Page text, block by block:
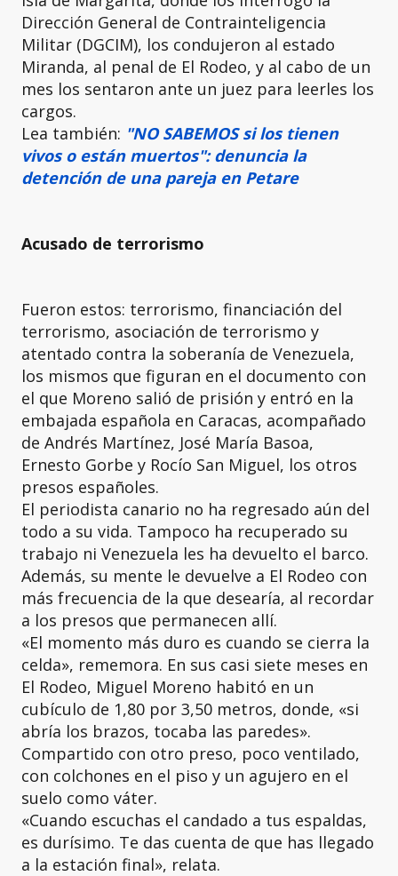
Dirección General de Contrainteligencia
Militar (DGCIM), los condujeron al estado
Miranda, al penal de El Rodeo, y al cabo de un
mes los sentaron ante un juez para leerles los
cargos.
Lea también: "NO SABEMOS si los tienen
vivos o están muertos": denuncia la
detención de una pareja en Petare
Acusado de terrorismo
Fueron estos: terrorismo, financiación del
terrorismo, asociación de terrorismo y
atentado contra la soberanía de Venezuela,
los mismos que figuran en el documento con
el que Moreno salió de prisión y entró en la
embajada española en Caracas, acompañado
de Andrés Martínez, José María Basoa,
Ernesto Gorbe y Rocío San Miguel, los otros
presos españoles.
El periodista canario no ha regresado aún del
todo a su vida. Tampoco ha recuperado su
trabajo ni Venezuela les ha devuelto el barco.
Además, su mente le devuelve a El Rodeo con
más frecuencia de la que desearía, al recordar
a los presos que permanecen allí.
«El momento más duro es cuando se cierra la
celda», rememora. En sus casi siete meses en
El Rodeo, Miguel Moreno habitó en un
cubículo de 1,80 por 3,50 metros, donde, «si
abría los brazos, tocaba las paredes».
Compartido con otro preso, poco ventilado,
con colchones en el piso y un agujero en el
suelo como váter.
«Cuando escuchas el candado a tus espaldas,
es durísimo. Te das cuenta de que has llegado
a la estación final», relata.